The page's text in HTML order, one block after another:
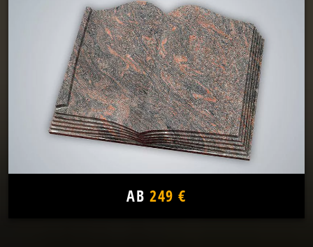
AB 249 €